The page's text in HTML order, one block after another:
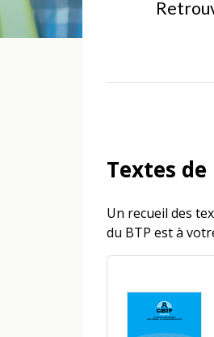
Textes
Un recueil des
du BTP est à